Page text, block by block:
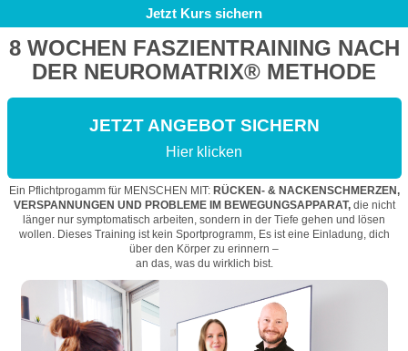
Jetzt Kurs sichern
8 WOCHEN FASZIENTRAINING NACH
DER NEUROMATRIX® METHODE
JETZT ANGEBOT SICHERN
Hier klicken
Ein Pflichtprogamm für MENSCHEN MIT: RÜCKEN- & NACKENSCHMERZEN,
VERSPANNUNGEN UND PROBLEME IM BEWEGUNGSAPPARAT, die nicht
länger nur symptomatisch arbeiten, sondern in der Tiefe gehen und lösen
wollen. Dieses Training ist kein Sportprogramm, Es ist eine Einladung, dich
über den Körper zu erinnern –
an das, was du wirklich bist.